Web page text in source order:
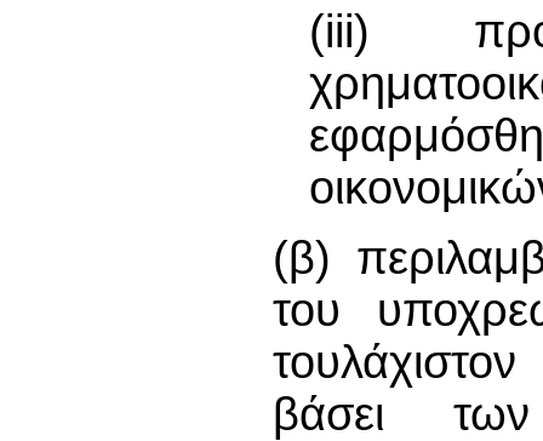
(iii)
(β)
του
βάσει